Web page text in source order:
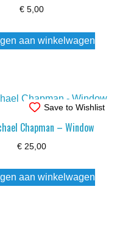
€5,00
aan winkelwagen
Save to Wishlist
Chapman – Window
€25,00
aan winkelwagen